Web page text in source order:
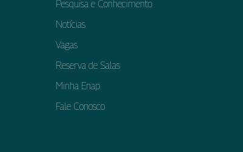
Pesquisa e Conhecimento
Notícias
Vagas
Reserva de Salas
Minha Enap
Fale Conosco